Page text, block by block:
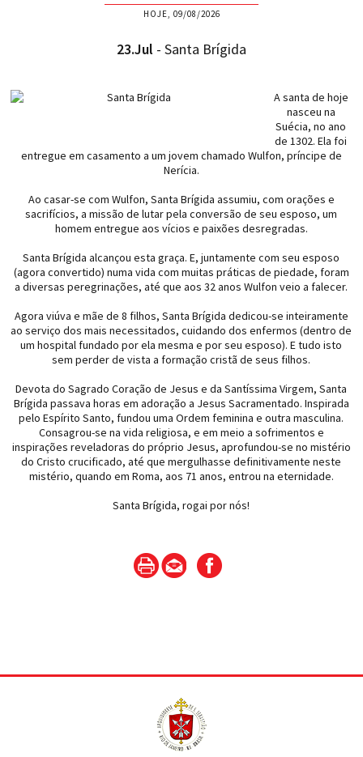
HOJE, 09/08/2026
23.Jul - Santa Brígida
A santa de hoje
nasceu na
Suécia, no ano
de 1302. Ela foi
entregue em casamento a um jovem chamado Wulfon, príncipe de
Nerícia.
Ao casar-se com Wulfon, Santa Brígida assumiu, com orações e
sacrifícios, a missão de lutar pela conversão de seu esposo, um
homem entregue aos vícios e paixões desregradas.
Santa Brígida alcançou esta graça. E, juntamente com seu esposo
(agora convertido) numa vida com muitas práticas de piedade, foram
a diversas peregrinações, até que aos 32 anos Wulfon veio a falecer.
Agora viúva e mãe de 8 filhos, Santa Brígida dedicou-se inteiramente
ao serviço dos mais necessitados, cuidando dos enfermos (dentro de
um hospital fundado por ela mesma e por seu esposo). E tudo isto
sem perder de vista a formação cristã de seus filhos.
Devota do Sagrado Coração de Jesus e da Santíssima Virgem, Santa
Brígida passava horas em adoração a Jesus Sacramentado. Inspirada
pelo Espírito Santo, fundou uma Ordem feminina e outra masculina.
Consagrou-se na vida religiosa, e em meio a sofrimentos e
inspirações reveladoras do próprio Jesus, aprofundou-se no mistério
do Cristo crucificado, até que mergulhasse definitivamente neste
mistério, quando em Roma, aos 71 anos, entrou na eternidade.
Santa Brígida, rogai por nós!